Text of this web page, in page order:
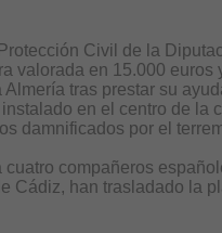
Civil de la
valorada en 15.000 euros
tras prestar su
en el centro de la
damnificados por el
compañeros
Cádiz, han trasladado la